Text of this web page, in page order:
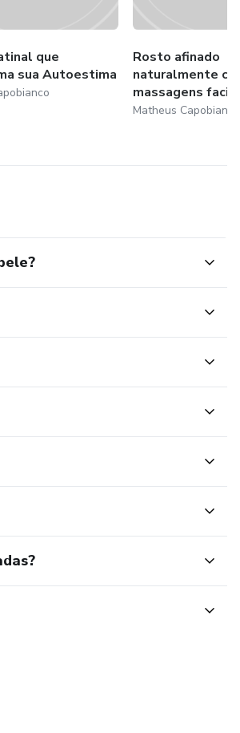
que
sua Autoestima
Rosto afinado
naturalmente com
massagens faciais
Matheus Capobianco